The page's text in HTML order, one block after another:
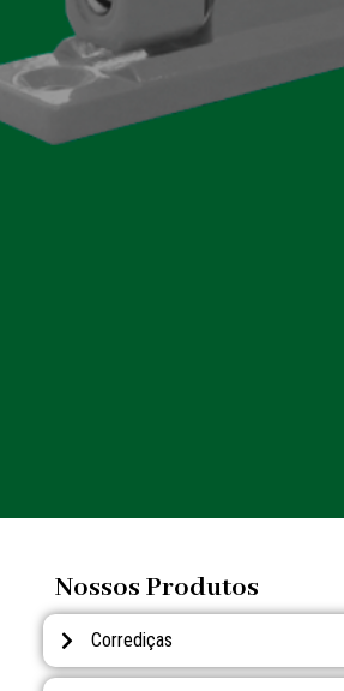
Nossos Produtos
Corrediças